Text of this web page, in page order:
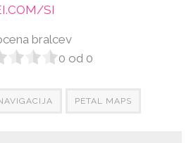
SI
bralcev
0 od 0
PETAL MAPS